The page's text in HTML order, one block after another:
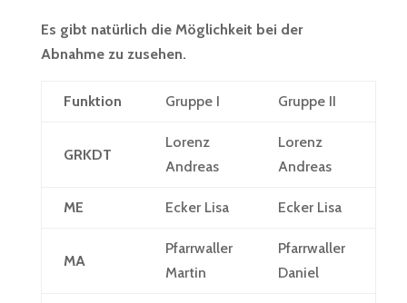
Es gibt natürlich die Möglichkeit bei der
Abnahme zu zusehen.
Funktion Gruppe I Gruppe II
GRKDT
Lorenz
Andreas
Lorenz
Andreas
ME Ecker Lisa Ecker Lisa
MA
Pfarrwaller
Martin
Pfarrwaller
Daniel